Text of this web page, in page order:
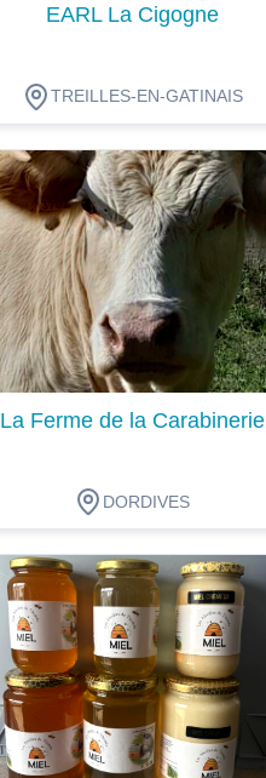
EARL La Cigogne
TREILLES-EN-GATINAIS
Dégustation
La Ferme de la Carabinerie
DORDIVES
Dégustation